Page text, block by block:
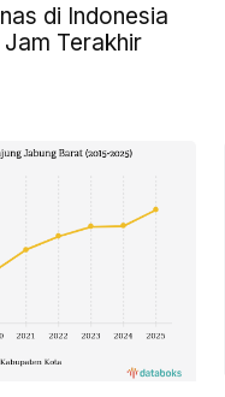
di Indonesia
Terakhir